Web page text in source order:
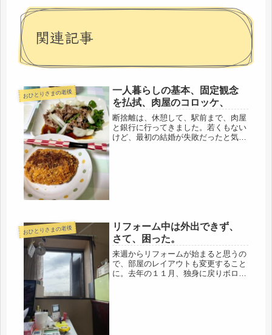
関連記事
おひとりさまの老後
一人暮らしの基本、固定観念
を払拭、肉屋のコロッケ、
断捨離は、休憩して、駅前まで、肉屋
と銀行に行ってきました。若くもない
けど、最初の結婚が失敗だったと気が
おひとりさまの老後
リフォーム中は外出できず、
さて、困った。
来週からリフォームが始まると思うの
で、部屋のレイアウトも変更すること
に。去年の１１月、独身に戻りボロ家